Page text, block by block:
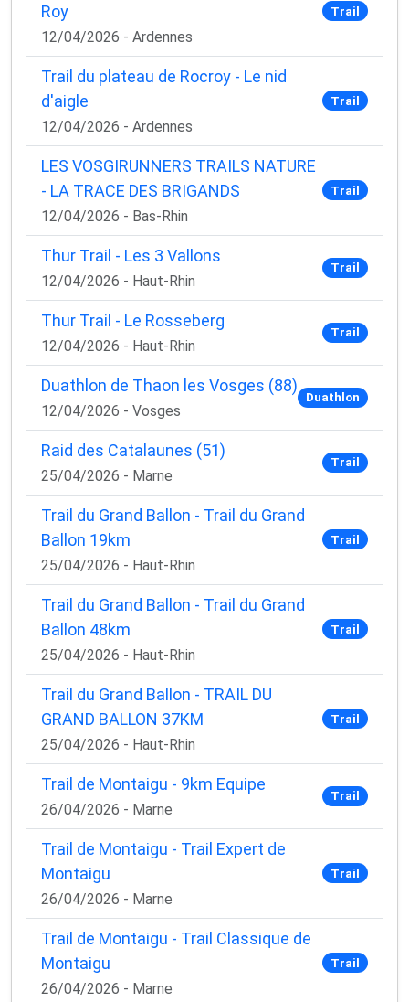
Roy
12/04/2026 - Ardennes
Trail
Trail du plateau de Rocroy - Le nid
d'aigle
12/04/2026 - Ardennes
Trail
LES VOSGIRUNNERS TRAILS NATURE
- LA TRACE DES BRIGANDS
12/04/2026 - Bas-Rhin
Trail
Thur Trail - Les 3 Vallons
12/04/2026 - Haut-Rhin
Trail
Thur Trail - Le Rosseberg
12/04/2026 - Haut-Rhin
Trail
Duathlon de Thaon les Vosges (88)
12/04/2026 - Vosges
Duathlon
Raid des Catalaunes (51)
25/04/2026 - Marne
Trail
Trail du Grand Ballon - Trail du Grand
Ballon 19km
25/04/2026 - Haut-Rhin
Trail
Trail du Grand Ballon - Trail du Grand
Ballon 48km
25/04/2026 - Haut-Rhin
Trail
Trail du Grand Ballon - TRAIL DU
GRAND BALLON 37KM
25/04/2026 - Haut-Rhin
Trail
Trail de Montaigu - 9km Equipe
26/04/2026 - Marne
Trail
Trail de Montaigu - Trail Expert de
Montaigu
26/04/2026 - Marne
Trail
Trail de Montaigu - Trail Classique de
Montaigu
26/04/2026 - Marne
Trail